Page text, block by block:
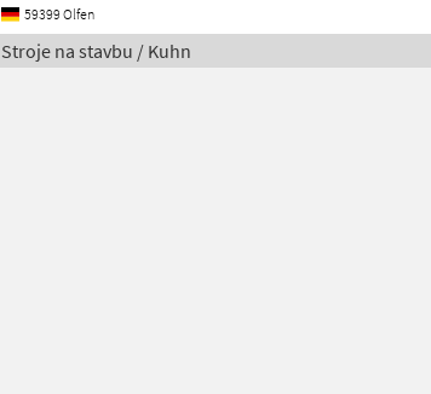
59399 Olfen
Stroje na stavbu / Kuhn